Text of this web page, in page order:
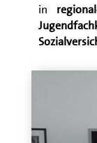
in